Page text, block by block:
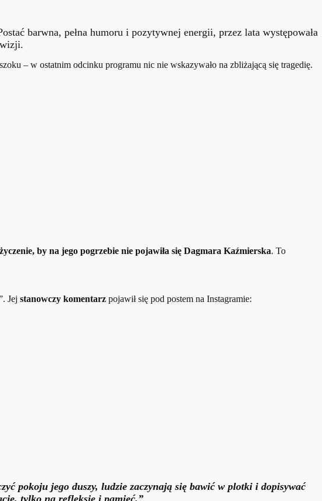
barwna, pełna humoru i pozytywnej energii, przez lata występowała
– w ostatnim odcinku programu nic nie wskazywało na zbliżającą się tragedię.
by na jego pogrzebie nie pojawiła się Dagmara Kaźmierska. To
Jej stanowczy komentarz pojawił się pod postem na Instagramie:
pokoju jego duszy, ludzie zaczynają się bawić w plotki i dopisywać
tylko na refleksję i pamięć.”